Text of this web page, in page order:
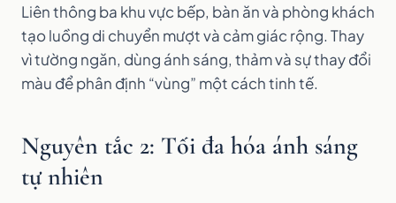
Liên thông ba khu vực bếp, bàn ăn và phòng khách
tạo luồng di chuyển mượt và cảm giác rộng. Thay
vì tường ngăn, dùng ánh sáng, thảm và sự thay đổi
màu để phân định “vùng” một cách tinh tế.
Nguyên tắc 2: Tối đa hóa ánh sáng
tự nhiên